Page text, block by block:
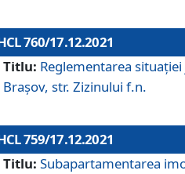
760/17.12.2021
Titlu: Reglementarea
Brașov, str. Zizinului f.n.
759/17.12.2021
Titlu: Subapartamentarea